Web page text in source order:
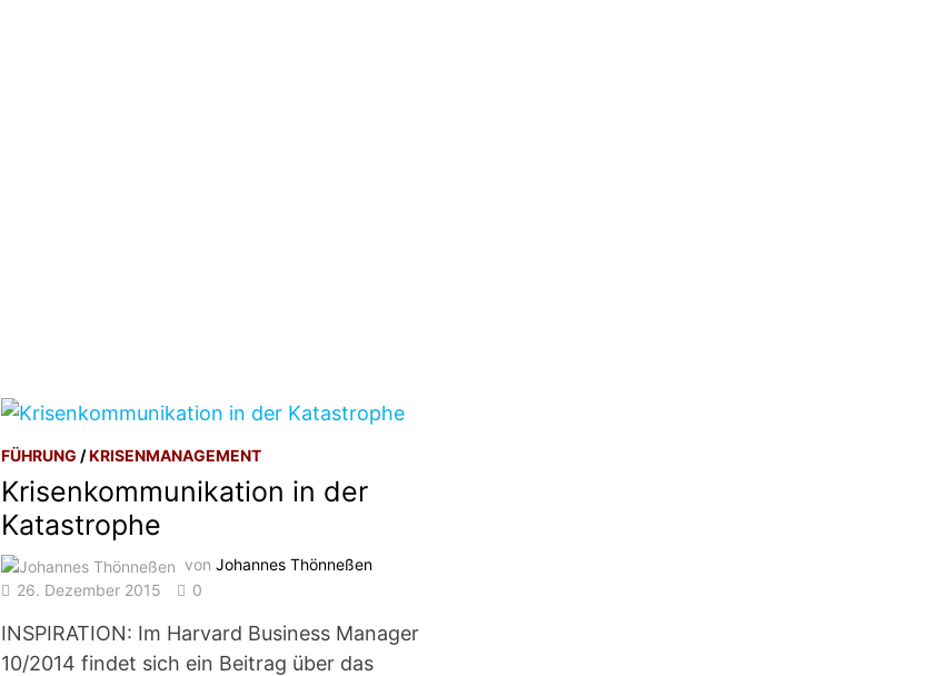
FÜHRUNG /KRISENMANAGEMENT
Krisenkommunikation in der
Katastrophe
vonJohannes Thönneßen
26. Dezember 2015
0
INSPIRATION: Im Harvard Business Manager
10/2014 findet sich ein Beitrag über das